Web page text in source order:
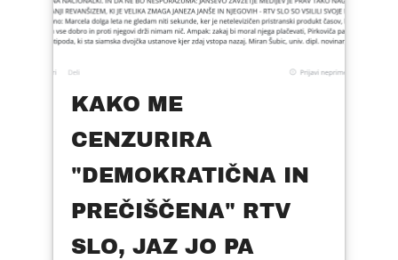
KAKO ME
CENZURIRA
"DEMOKRATIČNA IN
PREČIŠČENA" RTV
SLO, JAZ JO PA